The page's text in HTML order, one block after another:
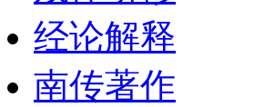
经论解释
南传著作